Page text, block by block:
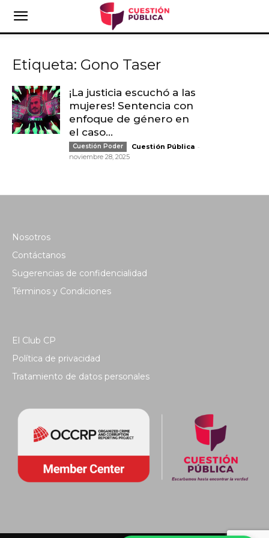
Etiqueta: Gono Taser
¡La justicia escuchó a las
mujeres! Sentencia con
enfoque de género en
el caso...
Cuestión Poder Cuestión Pública -
noviembre 28, 2025
Nosotros
Contáctanos
Sugerencias de confidencialidad
Términos y Condiciones
El Club CP
Política de privacidad
Tratamiento de datos personales